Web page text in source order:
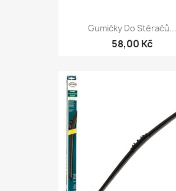
Gumičky Do Stěračů...
58,00 Kč